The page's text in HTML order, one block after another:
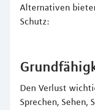
Alternativen
Schutz:
Den Verlust
Sprechen, Sehen,